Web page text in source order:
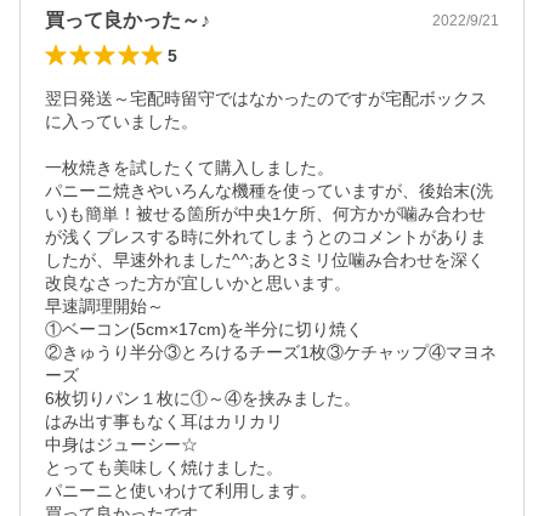
買って良かった～♪ 2022/9/21
5
翌日発送～宅配時留守ではなかったのですが宅配ボックス
に入っていました。
一枚焼きを試したくて購入しました。
パニーニ焼きやいろんな機種を使っていますが、後始末(洗
い)も簡単！被せる箇所が中央1ケ所、何方かが噛み合わせ
が浅くプレスする時に外れてしまうとのコメントがありま
したが、早速外れました^^;あと3ミリ位噛み合わせを深く
改良なさった方が宜しいかと思います。
早速調理開始～
①ベーコン(5cm×17cm)を半分に切り焼く
②きゅうり半分③とろけるチーズ1枚③ケチャップ④マヨネ
ーズ
6枚切りパン１枚に①～④を挟みました。
はみ出す事もなく耳はカリカリ
中身はジューシー☆
とっても美味しく焼けました。
パニーニと使いわけて利用します。